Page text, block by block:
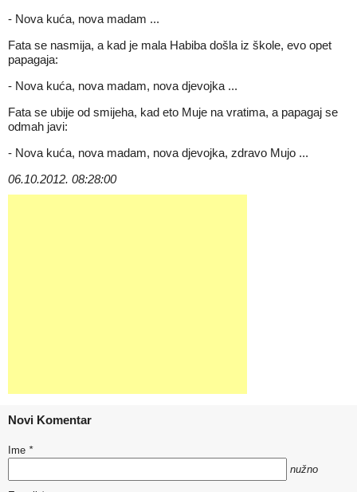
- Nova kuća, nova madam ...
Fata se nasmija, a kad je mala Habiba došla iz škole, evo opet
papagaja:
- Nova kuća, nova madam, nova djevojka ...
Fata se ubije od smijeha, kad eto Muje na vratima, a papagaj se
odmah javi:
- Nova kuća, nova madam, nova djevojka, zdravo Mujo ...
06.10.2012. 08:28:00
Novi Komentar
Ime *
nužno